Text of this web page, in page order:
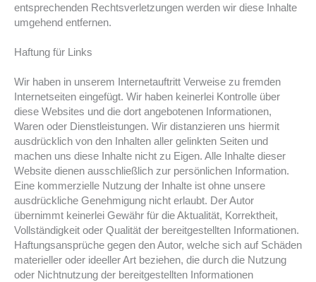
entsprechenden Rechtsverletzungen werden wir diese Inhalte
umgehend entfernen.
Haftung für Links
Wir haben in unserem Internetauftritt Verweise zu fremden
Internetseiten eingefügt. Wir haben keinerlei Kontrolle über
diese Websites und die dort angebotenen Informationen,
Waren oder Dienstleistungen. Wir distanzieren uns hiermit
ausdrücklich von den Inhalten aller gelinkten Seiten und
machen uns diese Inhalte nicht zu Eigen. Alle Inhalte dieser
Website dienen ausschließlich zur persönlichen Information.
Eine kommerzielle Nutzung der Inhalte ist ohne unsere
ausdrückliche Genehmigung nicht erlaubt. Der Autor
übernimmt keinerlei Gewähr für die Aktualität, Korrektheit,
Vollständigkeit oder Qualität der bereitgestellten Informationen.
Haftungsansprüche gegen den Autor, welche sich auf Schäden
materieller oder ideeller Art beziehen, die durch die Nutzung
oder Nichtnutzung der bereitgestellten Informationen